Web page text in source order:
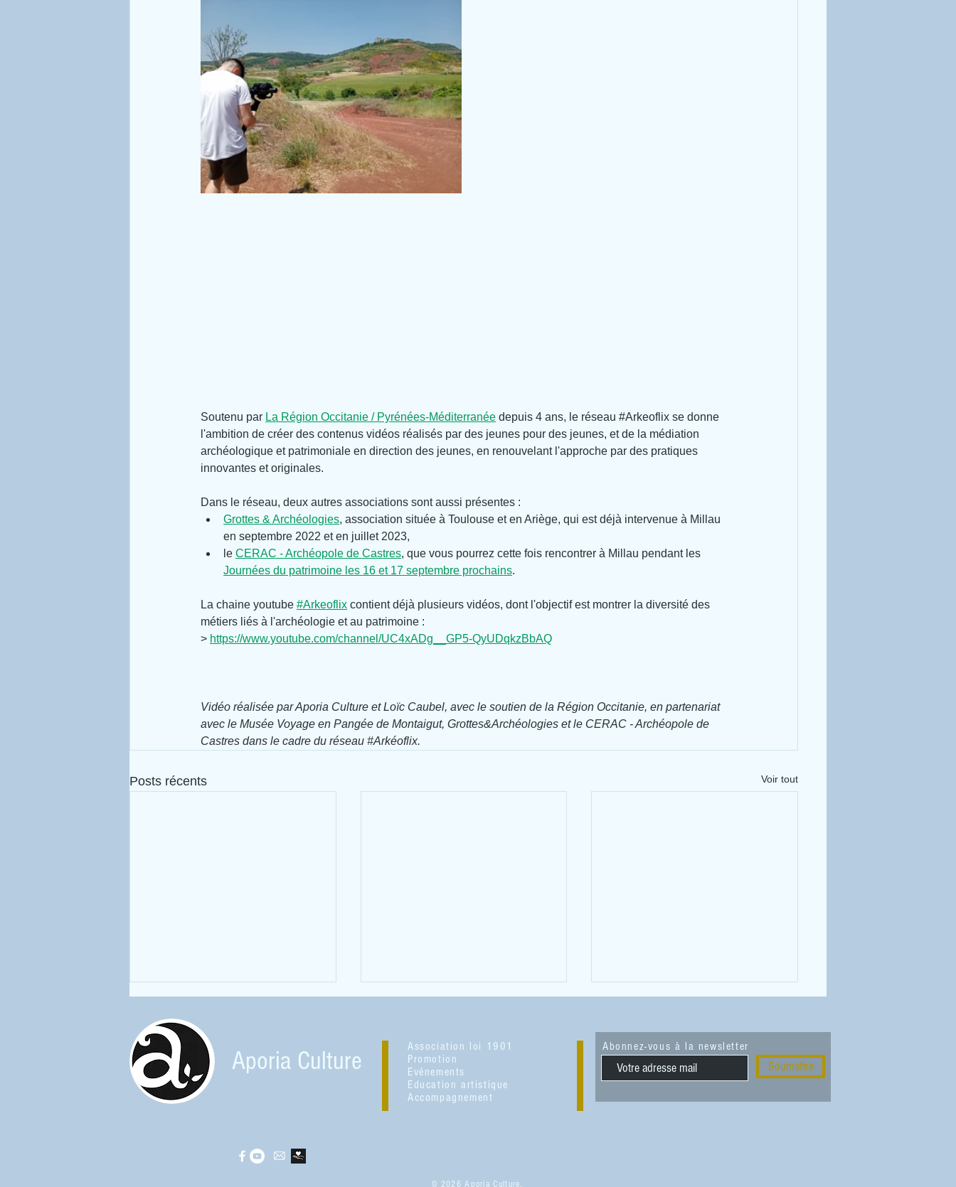
Soutenu par La Région Occitanie / Pyrénées-Méditerranée depuis 4 ans, le réseau #Arkeoflix se donne
l'ambition de créer des contenus vidéos réalisés par des jeunes pour des jeunes, et de la médiation
archéologique et patrimoniale en direction des jeunes, en renouvelant l'approche par des pratiques
innovantes et originales.
Dans le réseau, deux autres associations sont aussi présentes :
Grottes & Archéologies, association située à Toulouse et en Ariège, qui est déjà intervenue à Millau
en septembre 2022 et en juillet 2023,
le CERAC - Archéopole de Castres, que vous pourrez cette fois rencontrer à Millau pendant les
Journées du patrimoine les 16 et 17 septembre prochains.
La chaine youtube #Arkeoflix contient déjà plusieurs vidéos, dont l'objectif est montrer la diversité des
métiers liés à l'archéologie et au patrimoine :
> https://www.youtube.com/channel/UC4xADg__GP5-QyUDqkzBbAQ
Vidéo réalisée par Aporia Culture et Loïc Caubel, avec le soutien de la Région Occitanie, en partenariat
avec le Musée Voyage en Pangée de Montaigut, Grottes&Archéologies et le CERAC - Archéopole de
Castres dans le cadre du réseau #Arkéoflix.
Posts récents Voir tout
Aporia Culture
Association loi 1901
Promotion
Evénements
Education artistique
Accompagnement
Abonnez-vous à la newsletter
Soumettre
© 2026 Aporia Culture.